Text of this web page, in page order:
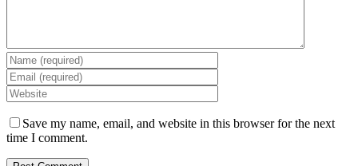
Save my name, email, and website in this browser for the next
time I comment.